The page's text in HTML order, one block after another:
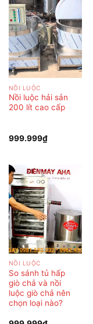
NỒI LUỘC
Nồi luộc hải sản
200 lít cao cấp
999.999₫
NỒI LUỘC
So sánh tủ hấp
giò chả và nồi
luộc giò chả nên
chọn loại nào?